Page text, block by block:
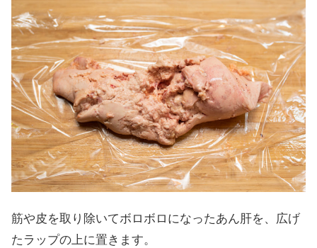
筋や皮を取り除いてボロボロになったあん肝を、広げ
たラップの上に置きます。